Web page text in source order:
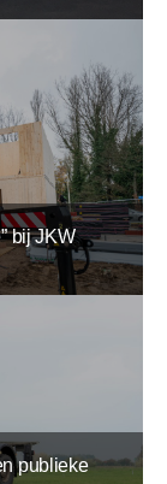
bij JKW
publieke